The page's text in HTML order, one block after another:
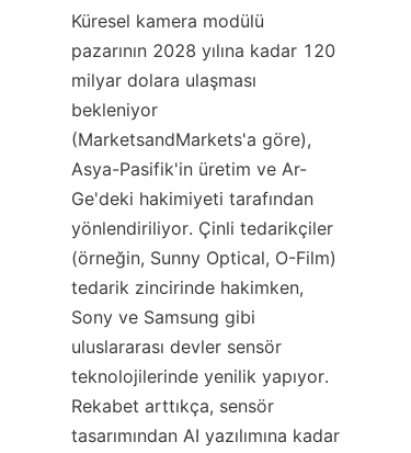
Küresel kamera modülü
pazarının 2028 yılına kadar 120
milyar dolara ulaşması
bekleniyor
(MarketsandMarkets'a göre),
Asya-Pasifik'in üretim ve Ar-
Ge'deki hakimiyeti tarafından
yönlendiriliyor. Çinli tedarikçiler
(örneğin, Sunny Optical, O-Film)
tedarik zincirinde hakimken,
Sony ve Samsung gibi
uluslararası devler sensör
teknolojilerinde yenilik yapıyor.
Rekabet arttıkça, sensör
tasarımından AI yazılımına kadar